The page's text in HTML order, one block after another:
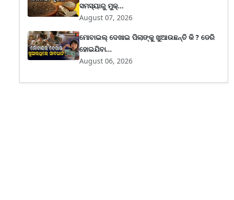
ସମସ୍ୟାରୁ ମୁକ୍...
August 07, 2026
ମୋବାଇଲ୍ ଦେଖାଇ ପିଲାଙ୍କୁ ଖୁଆଉଛନ୍ତି କି ? ଡେରି
ହୋଇଯିବା...
August 06, 2026